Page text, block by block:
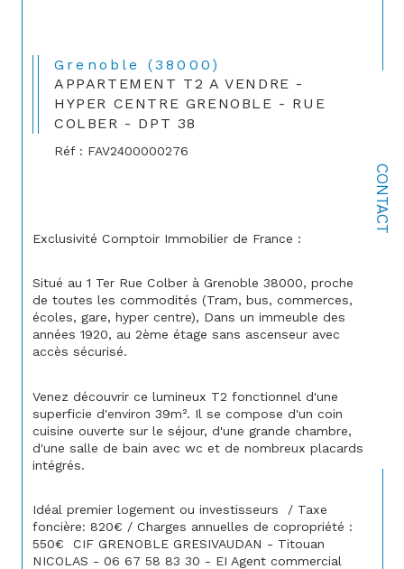
CONTACT
Grenoble (38000)
APPARTEMENT T2 A VENDRE -
HYPER CENTRE GRENOBLE - RUE
COLBER - DPT 38
Réf : FAV2400000276
Exclusivité Comptoir Immobilier de France :
Situé au 1 Ter Rue Colber à Grenoble 38000, proche
de toutes les commodités (Tram, bus, commerces,
écoles, gare, hyper centre), Dans un immeuble des
années 1920, au 2ème étage sans ascenseur avec
accès sécurisé.
Venez découvrir ce lumineux T2 fonctionnel d'une
superficie d'environ 39m². Il se compose d'un coin
cuisine ouverte sur le séjour, d'une grande chambre,
d'une salle de bain avec wc et de nombreux placards
intégrés.
Idéal premier logement ou investisseurs  / Taxe
foncière: 820€ / Charges annuelles de copropriété :
550€  CIF GRENOBLE GRESIVAUDAN - Titouan
NICOLAS - 06 67 58 83 30 - EI Agent commercial